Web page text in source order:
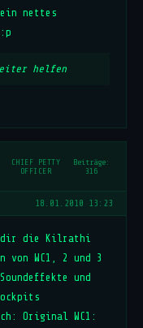
nettes
helfen
CHIEF PETTY
OFFICER
Beiträge:
316
18.01.2010 13:23
dir die Kilrathi
von WC1, 2 und 3
und
Original WC1: